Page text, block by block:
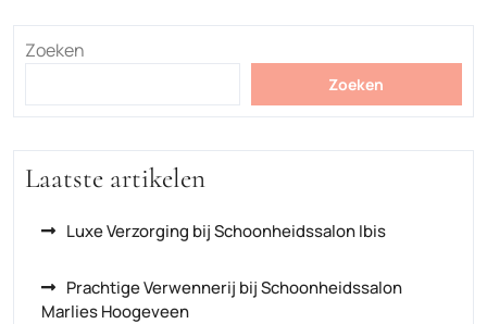
Zoeken
Zoeken
Laatste artikelen
Luxe Verzorging bij Schoonheidssalon Ibis
Prachtige Verwennerij bij Schoonheidssalon
Marlies Hoogeveen